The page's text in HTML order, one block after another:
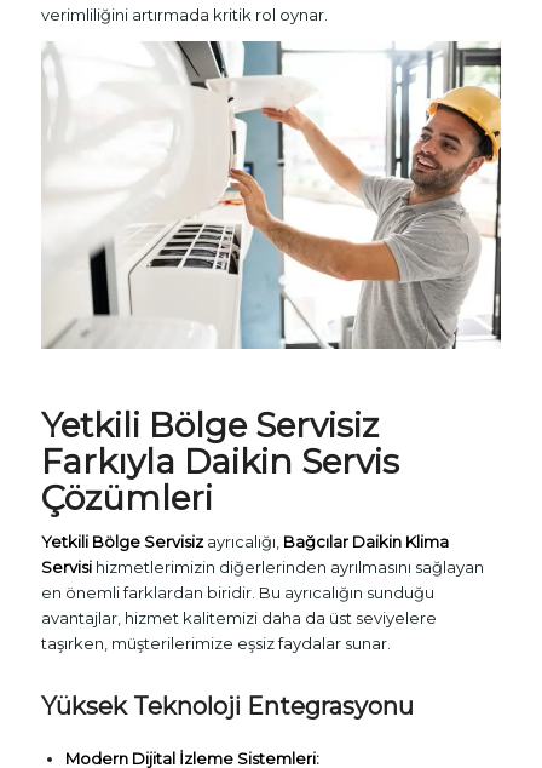
verimliliğini artırmada kritik rol oynar.
Yetkili Bölge Servisiz
Farkıyla Daikin Servis
Çözümleri
Yetkili Bölge Servisizayrıcalığı, Bağcılar Daikin Klima
Servisihizmetlerimizin diğerlerinden ayrılmasını sağlayan
en önemli farklardan biridir. Bu ayrıcalığın sunduğu
avantajlar, hizmet kalitemizi daha da üst seviyelere
taşırken, müşterilerimize eşsiz faydalar sunar.
Yüksek Teknoloji Entegrasyonu
Modern Dijital İzleme Sistemleri: